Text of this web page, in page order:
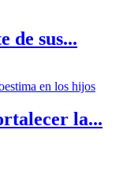
de sus...
la...